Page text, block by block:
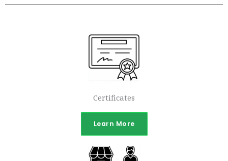
Certificates
Learn More